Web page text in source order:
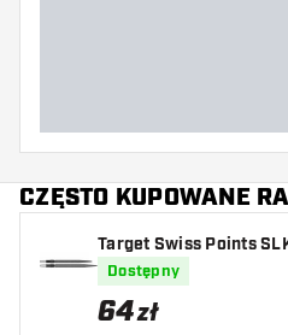
CZĘSTO KUPOWANE
Target Swiss Points
ittler
Dostępny
64zł